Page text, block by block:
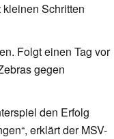
Schritten
Folgt einen Tag vor
gegen
den Erfolg
erklärt der MSV-